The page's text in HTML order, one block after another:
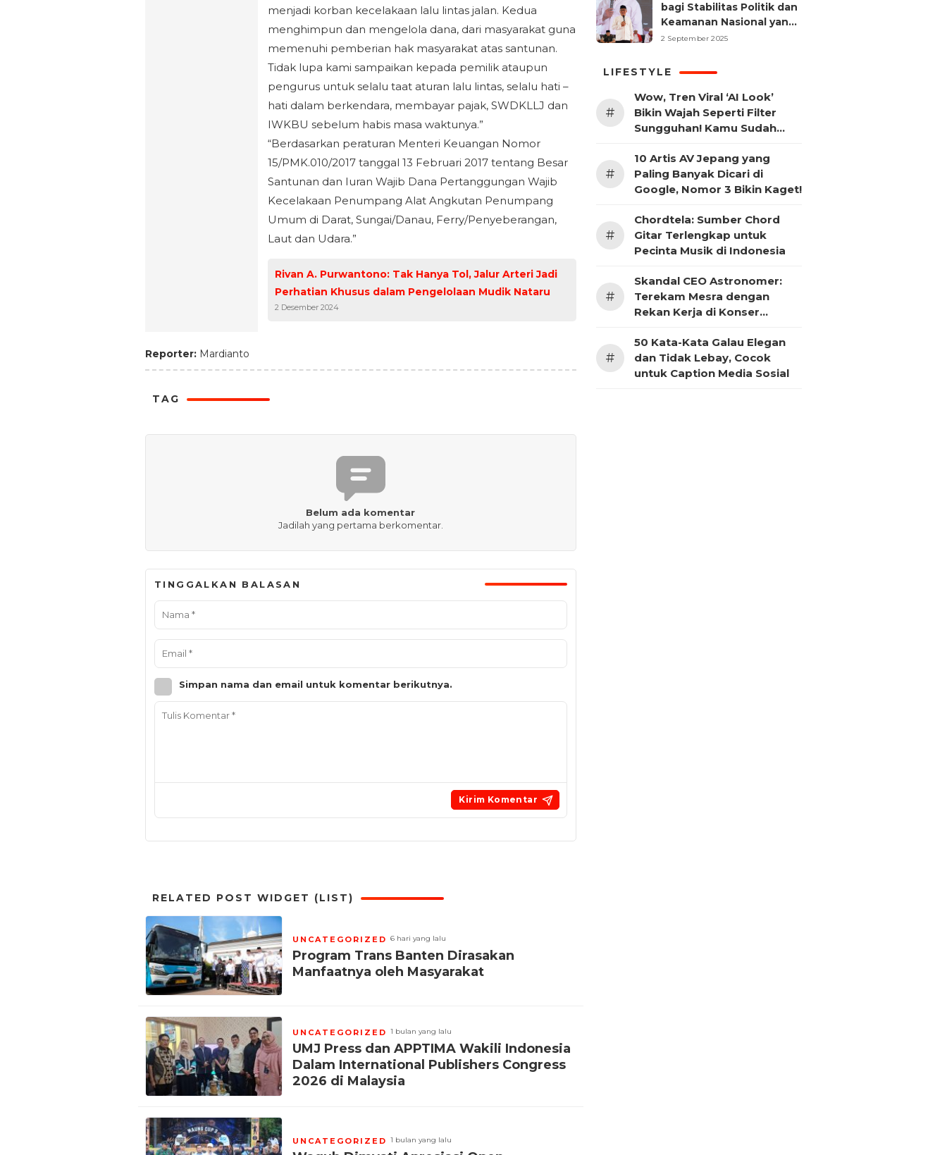
menjadi korban kecelakaan lalu lintas jalan. Kedua
menghimpun dan mengelola dana, dari masyarakat guna
memenuhi pemberian hak masyarakat atas santunan.
Tidak lupa kami sampaikan kepada pemilik ataupun
pengurus untuk selalu taat aturan lalu lintas, selalu hati –
hati dalam berkendara, membayar pajak, SWDKLLJ dan
IWKBU sebelum habis masa waktunya.”
“Berdasarkan peraturan Menteri Keuangan Nomor
15/PMK.010/2017 tanggal 13 Februari 2017 tentang Besar
Santunan dan Iuran Wajib Dana Pertanggungan Wajib
Kecelakaan Penumpang Alat Angkutan Penumpang
Umum di Darat, Sungai/Danau, Ferry/Penyeberangan,
Laut dan Udara.”
Rivan A. Purwantono: Tak Hanya Tol, Jalur Arteri Jadi
Perhatian Khusus dalam Pengelolaan Mudik Nataru
2 Desember 2024
Reporter: Mardianto
TAG
Belum ada komentar
Jadilah yang pertama berkomentar.
TINGGALKAN BALASAN
Simpan nama dan email untuk komentar berikutnya.
RELATED POST WIDGET (LIST)
UNCATEGORIZED 6 hari yang lalu
Program Trans Banten Dirasakan
Manfaatnya oleh Masyarakat
UNCATEGORIZED 1 bulan yang lalu
UMJ Press dan APPTIMA Wakili Indonesia
Dalam International Publishers Congress
2026 di Malaysia
UNCATEGORIZED 1 bulan yang lalu
bagi Stabilitas Politik dan
Keamanan Nasional yang
Sering Terlupakan
2 September 2025
LIFESTYLE
#
Wow, Tren Viral ‘AI Look’
Bikin Wajah Seperti Filter
Sungguhan! Kamu Sudah
#
10 Artis AV Jepang yang
Paling Banyak Dicari di
Google, Nomor 3 Bikin Kaget!
#
Chordtela: Sumber Chord
Gitar Terlengkap untuk
Pecinta Musik di Indonesia
#
Skandal CEO Astronomer:
Terekam Mesra dengan
Rekan Kerja di Konser
#
50 Kata-Kata Galau Elegan
dan Tidak Lebay, Cocok
untuk Caption Media Sosial